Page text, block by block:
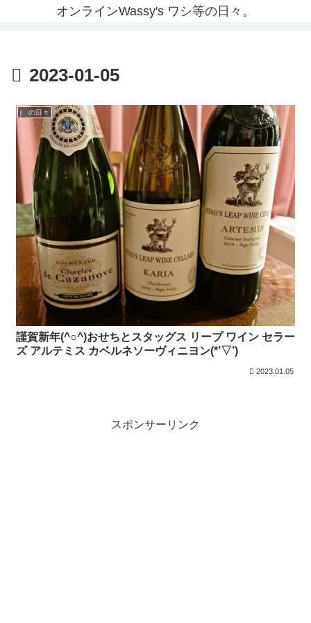
オンラインWassy's ワシ等の日々。
2023-01-05
j の日々
謹賀新年(^○^)おせちとスタッグス リープ ワイン セラー
ズ アルテミス カベルネソーヴィニヨン(*’▽’)
2023.01.05
スポンサーリンク